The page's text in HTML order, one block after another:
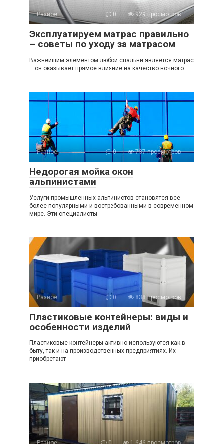
Разное 0 929 просмотров
Эксплуатируем матрас правильно
– советы по уходу за матрасом
Важнейшим элементом любой спальни является матрас
– он оказывает прямое влияние на качество ночного
Разное 0 737 просмотров
Недорогая мойка окон
альпинистами
Услуги промышленных альпинистов становятся все
более популярными и востребованными в современном
мире. Эти специалисты
Разное 0 838 просмотров
Пластиковые контейнеры: виды и
особенности изделий
Пластиковые контейнеры активно используются как в
быту, так и на производственных предприятиях. Их
приобретают
Разное 0 1 646 просмотров